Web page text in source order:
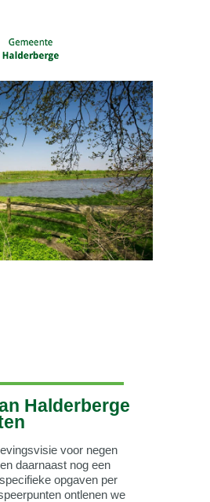
voor negen
daarnaast nog een
opgaven per
ontlenen we
Halderberge